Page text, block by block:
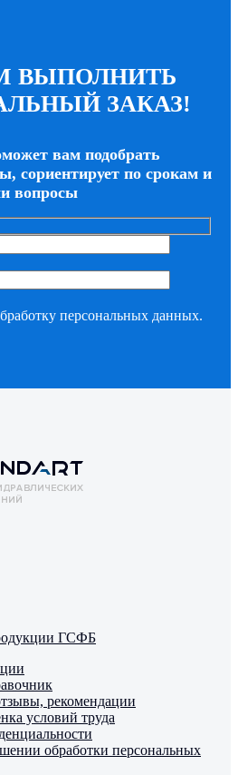
ЗАКАЗ!
вам подобрать
сориентирует по срокам и
вопросы
персональных данных.
ГСФБ
рекомендации
условий труда
обработки персональных